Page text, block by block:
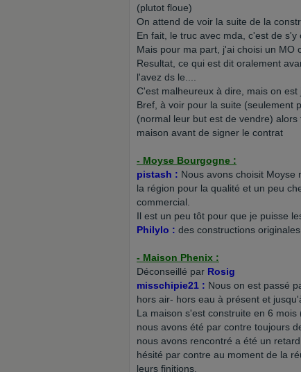
(plutot floue)
On attend de voir la suite de la
En fait, le truc avec mda, c'est de
Mais pour ma part, j'ai choisi un MO
Resultat, ce qui est dit oralement
l'avez ds le....
C'est malheureux à dire, mais on
Bref, à voir pour la suite (seulement
(normal leur but est de vendre)
maison avant de signer le contrat
- Moyse Bourgogne :
pistash : Nous avons choisit Moyse
la région pour la qualité et un peu
commercial.
Il est un peu tôt pour que je puisse
Philylo : des constructions
- Maison Phenix :
Déconseillé par Rosig
misschipie21 : Nous on est passé
hors air- hors eau à présent et
La maison s'est construite en 6
nous avons été par contre toujours
nous avons rencontré a été un
hésité par contre au moment de la
leurs finitions.